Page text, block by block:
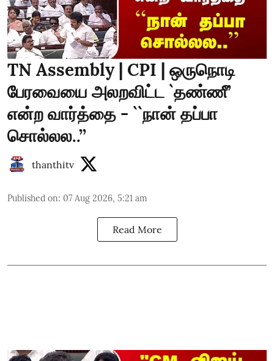
TN Assembly | CPI | ஒருநொடி
பேரவையை அலறவிட்ட `தண்ணீ’
என்ற வார்த்தை - ``நான் தப்பா
சொல்லல..’’
thanthitv
Published on: 07 Aug 2026, 5:21 am
Read More